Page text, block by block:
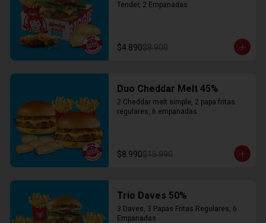
Tender, 2 Empanadas
$4.890$8.900
Duo Cheddar Melt 45%
2 Cheddar melt simple, 2 papa fritas
regulares, 6 empanadas
$8.990$15.990
Trio Daves 50%
3 Daves, 3 Papas Fritas Regulares, 6
Empanadas